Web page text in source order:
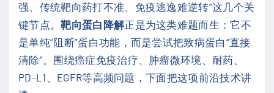
强、传统靶向药打不准、免疫逃逸难逆转”这几个关
键节点。靶向蛋白降解正是为这类难题而生：它不
是单纯“阻断”蛋白功能，而是尝试把致病蛋白“直接
清除”。围绕癌症免疫治疗、肿瘤微环境、耐药、
PD-L1、EGFR等高频问题，下面把这项前沿技术讲